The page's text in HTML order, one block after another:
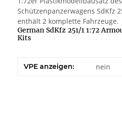
Schützenpanzerwagens SdKfz
enthält 2 komplette Fahrzeuge.
German SdKfz 251/1 1:72
Kits
VPE anzeigen: nein